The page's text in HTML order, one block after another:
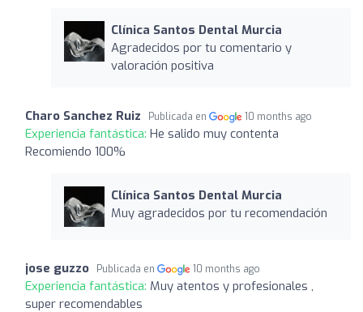
Clínica Santos Dental Murcia
Agradecidos por tu comentario y
valoración positiva
Charo Sanchez Ruiz Publicada en 10 months ago
Experiencia fantástica: He salido muy contenta
Recomiendo 100%
Clínica Santos Dental Murcia
Muy agradecidos por tu recomendación
jose guzzo Publicada en 10 months ago
Experiencia fantástica: Muy atentos y profesionales ,
super recomendables